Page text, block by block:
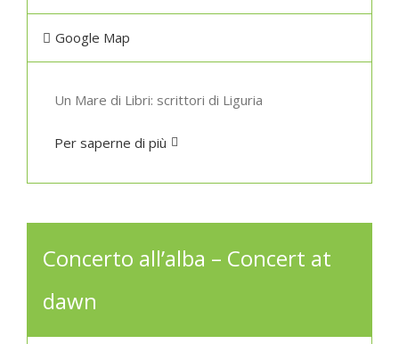
Google Map
Un Mare di Libri: scrittori di Liguria
Per saperne di più
Concerto all’alba – Concert at
dawn